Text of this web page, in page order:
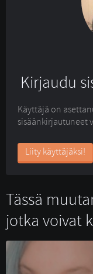
Kirjaudu
Käyttäjä on
sisäänkirjautuneet
Liity käyttäjäksi!
Tässä
jotka voivat